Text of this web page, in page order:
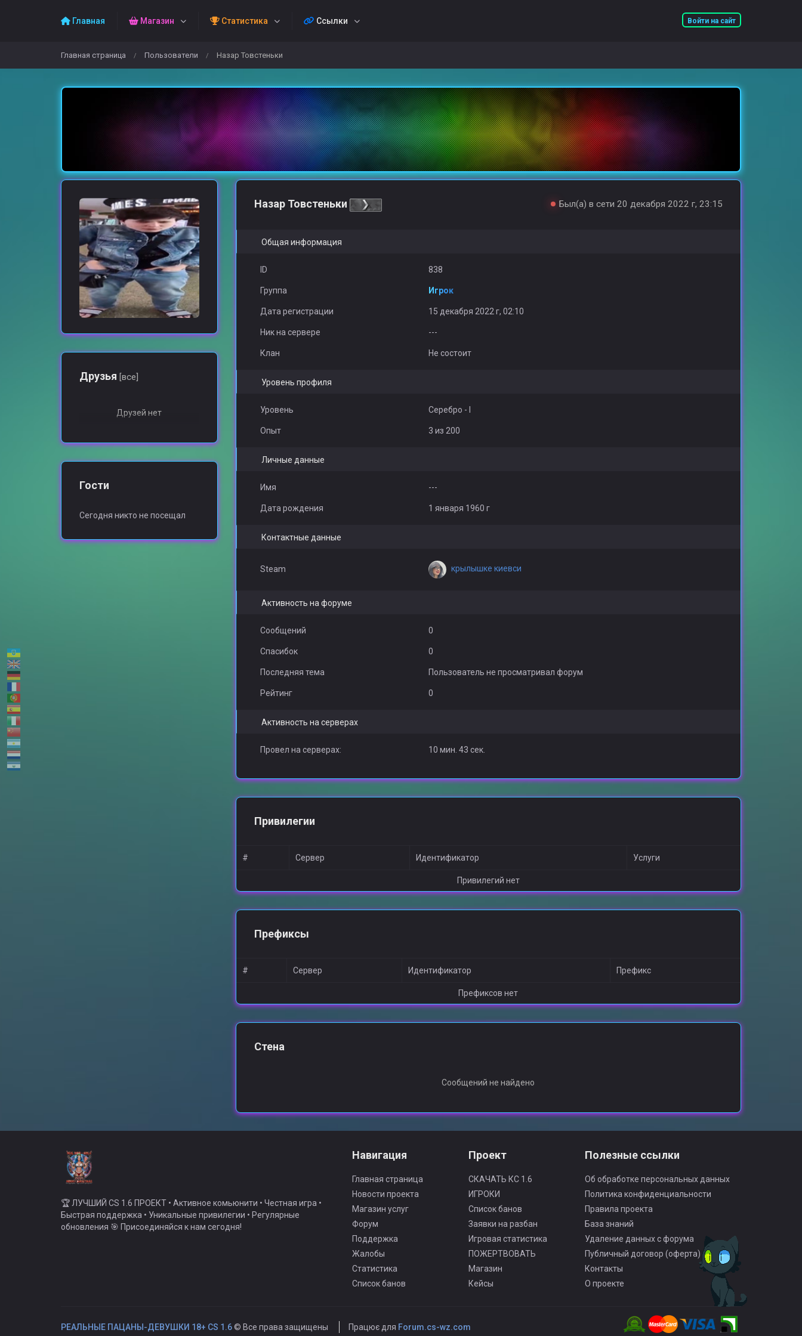
Войти на сайт
Главная Магазин Статистика Ссылки
Главная страница / Пользователи / Назар Товстеньки
Друзья [все]
Друзей нет
Гости
Сегодня никто не посещал
Назар Товстеньки Был(а) в сети 20 декабря 2022 г, 23:15
Общая информация
ID 838
Группа Игрок
Дата регистрации 15 декабря 2022 г, 02:10
Ник на сервере ---
Клан Не состоит
Уровень профиля
Уровень Серебро - I
Опыт 3 из 200
Личные данные
Имя ---
Дата рождения 1 января 1960 г
Контактные данные
Steam крылышке киевси
Активность на форуме
Сообщений 0
Спасибок 0
Последняя тема Пользователь не просматривал форум
Рейтинг 0
Активность на серверах
Провел на серверах: 10 мин. 43 сек.
Привилегии
# Сервер Идентификатор Услуги
Привилегий нет
Префиксы
# Сервер Идентификатор Префикс
Префиксов нет
Стена
Сообщений не найдено
🏆 ЛУЧШИЙ CS 1.6 ПРОЕКТ • Активное комьюнити • Честная игра •
Быстрая поддержка • Уникальные привилегии • Регулярные
обновления 🎯 Присоединяйся к нам сегодня!
Навигация
Главная страница
Новости проекта
Магазин услуг
Форум
Поддержка
Жалобы
Статистика
Список банов
Проект
СКАЧАТЬ КС 1.6
ИГРОКИ
Список банов
Заявки на разбан
Игровая статистика
ПОЖЕРТВОВАТЬ
Магазин
Кейсы
Полезные ссылки
Об обработке персональных данных
Политика конфиденциальности
Правила проекта
База знаний
Удаление данных с форума
Публичный договор (оферта)
Контакты
О проекте
РЕАЛЬНЫЕ ПАЦАНЫ-ДЕВУШКИ 18+ CS 1.6© Все права защищены Працює для Forum.cs-wz.com